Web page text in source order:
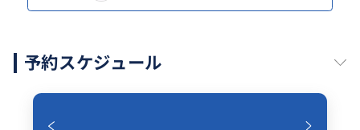
予約スケジュール